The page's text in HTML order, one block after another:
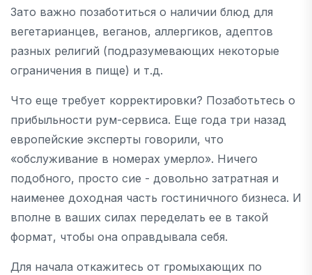
Зато важно позаботиться о наличии блюд для
вегетарианцев, веганов, аллергиков, адептов
разных религий (подразумевающих некоторые
ограничения в пище) и т.д.
Что еще требует корректировки? Позаботьтесь о
прибыльности рум-сервиса. Еще года три назад
европейские эксперты говорили, что
«обслуживание в номерах умерло». Ничего
подобного, просто сие - довольно затратная и
наименее доходная часть гостиничного бизнеса. И
вполне в ваших силах переделать ее в такой
формат, чтобы она оправдывала себя.
Для начала откажитесь от громыхающих по